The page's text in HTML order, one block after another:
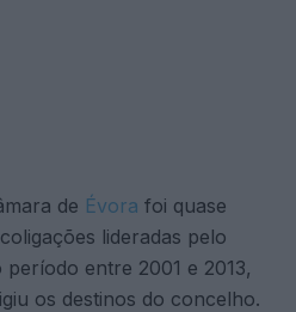
de Évora foi quase
lideradas pelo
entre 2001 e 2013,
os destinos do concelho.